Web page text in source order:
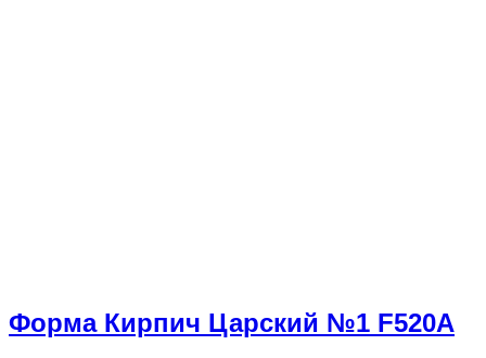
Форма Кирпич Царский №1 F520A